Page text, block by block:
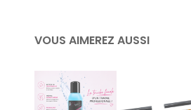
VOUS AIMEREZ AUSSI